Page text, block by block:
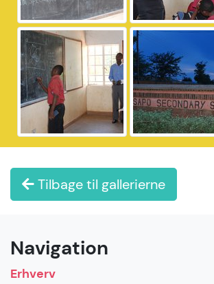
Tilbage til gallerierne
Navigation
Erhverv